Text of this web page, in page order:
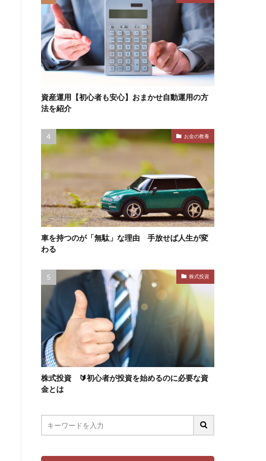
資産運用【初心者も安心】おまかせ自動運用の方
法を紹介
お金の教養
車を持つのが「無駄」な理由 手放せば人生が変
わる
株式投資
株式投資 🔰初心者が投資を始めるのに必要な資
金とは